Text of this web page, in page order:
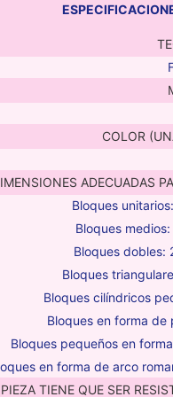
COLOR
ADECUADAS
Bloques
Bloques
Bloques dobles:
Bloques
Bloques cilíndricos
Bloques en forma de
Bloques pequeños en
en forma de arco
TIENE QUE SER